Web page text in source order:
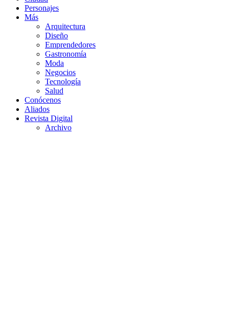
Personajes
Más
Arquitectura
Diseño
Emprendedores
Gastronomía
Moda
Negocios
Tecnología
Salud
Conócenos
Aliados
Revista Digital
Archivo